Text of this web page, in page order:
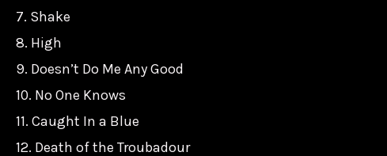
7. Shake
8. High
9. Doesn’t Do Me Any Good
10. No One Knows
11. Caught In a Blue
12. Death of the Troubadour